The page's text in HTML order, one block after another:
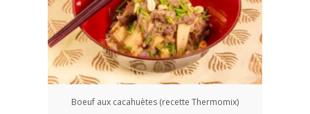
Boeuf aux cacahuètes (recette Thermomix)